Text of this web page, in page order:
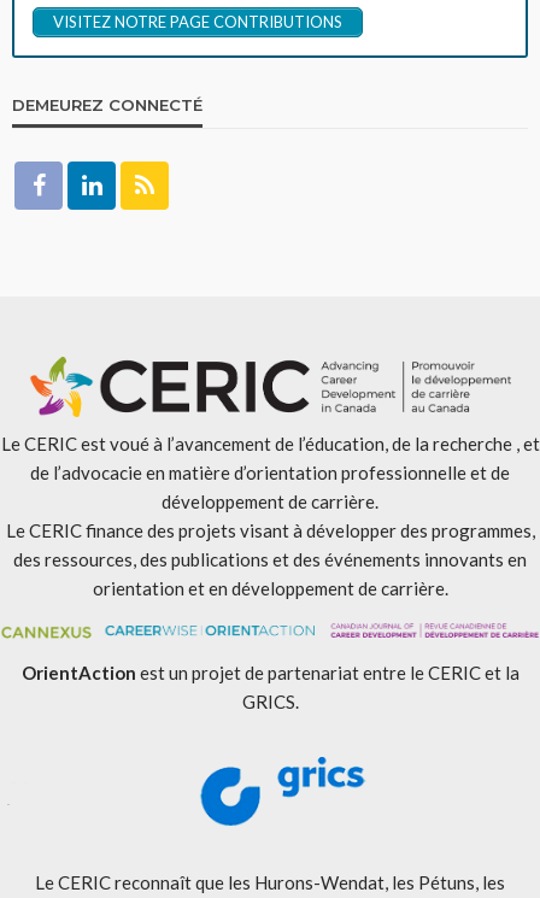
VISITEZ NOTRE PAGE CONTRIBUTIONS
DEMEUREZ CONNECTÉ
Le CERIC est voué à l’avancement de l’éducation, de la recherche , et
de l’advocacie en matière d’orientation professionnelle et de
développement de carrière.
Le CERIC finance des projets visant à développer des programmes,
des ressources, des publications et des événements innovants en
orientation et en développement de carrière.
OrientAction est un projet de partenariat entre le CERIC et la
GRICS.
Le CERIC reconnaît que les Hurons-Wendat, les Pétuns, les